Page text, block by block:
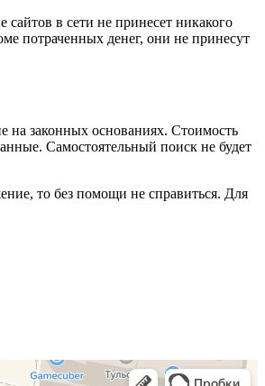
в сети не принесет никакого
потраченных денег, они не принесут
на законных основаниях. Стоимость
Самостоятельный поиск не будет
то без помощи не справиться. Для